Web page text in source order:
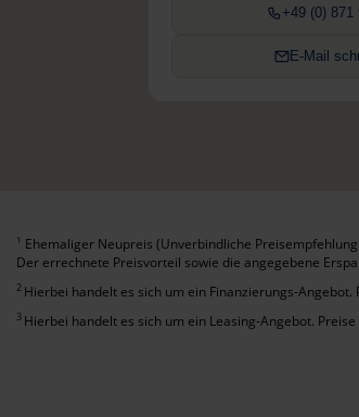
+49 (0) 871
E-Mail
1 Ehemaliger Neupreis (Unverbindliche
Der errechnete Preisvorteil sowie die angegebene
2 Hierbei handelt es sich um ein Finanzierungs-
3 Hierbei handelt es sich um ein Leasing-Angebot.